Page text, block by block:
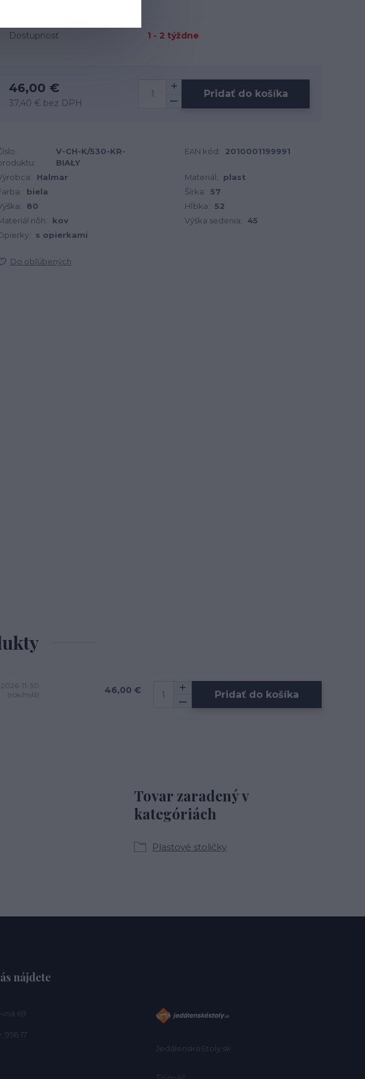
Dostupnosť 1 - 2 týždne
46,00 €
37,40 € bez DPH
Pridať do košíka
V-CH-K/530-KR-
BIAŁY
EAN kód: 2010001199991
Halmar Materiál:
plast
biela Šírka: 57
80 Hĺbka: 52
nôh:
kov Výška sedenia:
45
s opierkami
Do obľúbených
46,00 €
11-30
(rok/m/d)
Pridať do košíka
Tovar zaradený v
kategóriách
Plastové stoličky
nájdete
69
956 17
JedálenskéStoly.sk